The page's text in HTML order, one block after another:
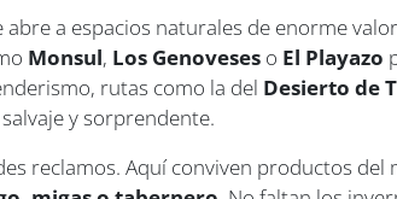
a espacios naturales de enorme
Monsul, Los Genoveses o El Playazo
rutas como la del Desierto de
y sorprendente.
reclamos. Aquí conviven productos